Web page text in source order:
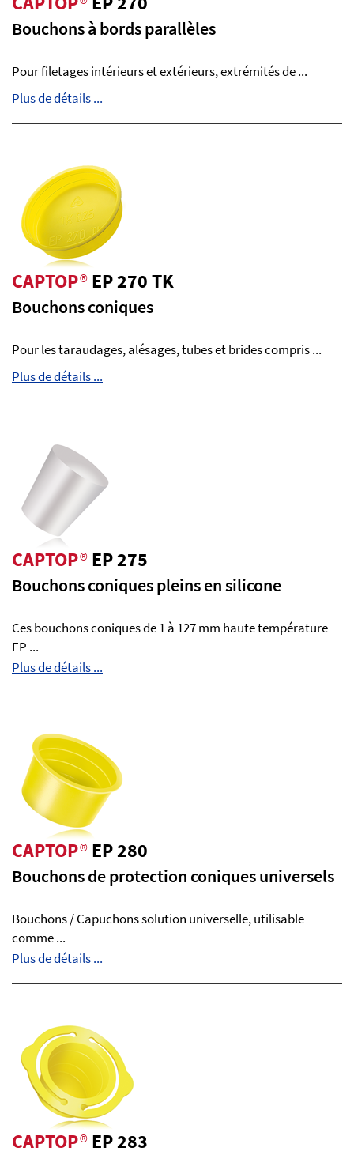
Bouchons à bords parallèles
Pour filetages intérieurs et extérieurs, extrémités de ...
Plus de détails ...
CAPTOP®EP 270 TK
Bouchons coniques
Pour les taraudages, alésages, tubes et brides compris ...
Plus de détails ...
CAPTOP®EP 275
Bouchons coniques pleins en silicone
Ces bouchons coniques de 1 à 127 mm haute température
EP ...
Plus de détails ...
CAPTOP®EP 280
Bouchons de protection coniques universels
Bouchons / Capuchons solution universelle, utilisable
comme ...
Plus de détails ...
CAPTOP®EP 283